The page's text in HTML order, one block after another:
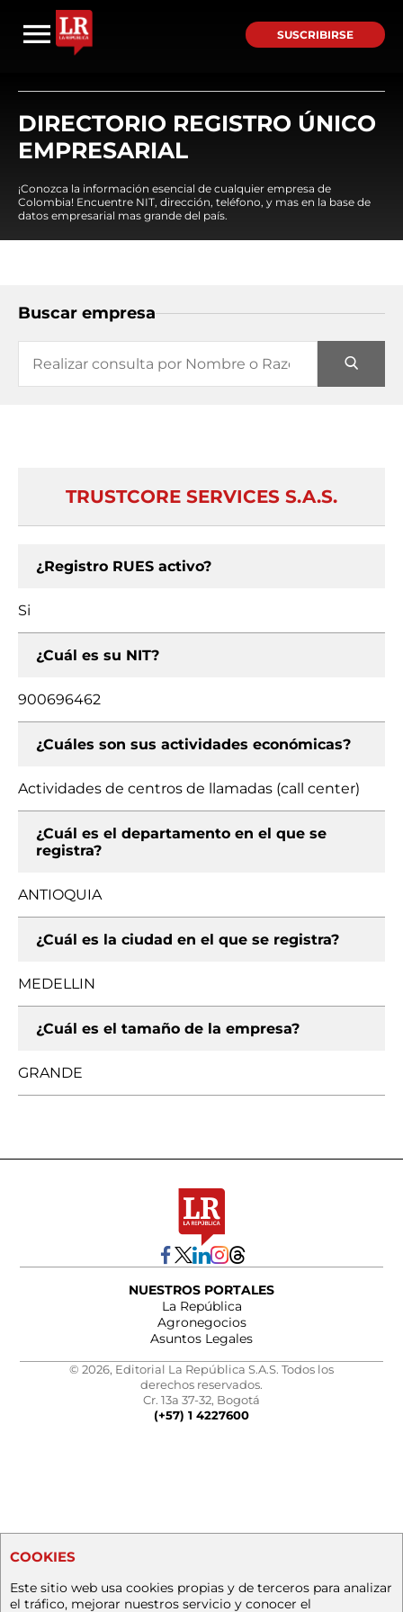
SUSCRIBIRSE
DIRECTORIO REGISTRO ÚNICO
EMPRESARIAL
¡Conozca la información esencial de cualquier empresa de
Colombia! Encuentre NIT, dirección, teléfono, y mas en la base de
datos empresarial mas grande del país.
Buscar empresa
TRUSTCORE SERVICES S.A.S.
¿Registro RUES activo?
Si
¿Cuál es su NIT?
900696462
¿Cuáles son sus actividades económicas?
Actividades de centros de llamadas (call center)
¿Cuál es el departamento en el que se
registra?
ANTIOQUIA
¿Cuál es la ciudad en el que se registra?
MEDELLIN
¿Cuál es el tamaño de la empresa?
GRANDE
NUESTROS PORTALES
La República
Agronegocios
Asuntos Legales
© 2026, Editorial La República S.A.S. Todos los
derechos reservados.
Cr. 13a 37-32, Bogotá
(+57) 1 4227600
COOKIES
Este sitio web usa cookies propias y de terceros para analizar
el tráfico, mejorar nuestros servicio y conocer el